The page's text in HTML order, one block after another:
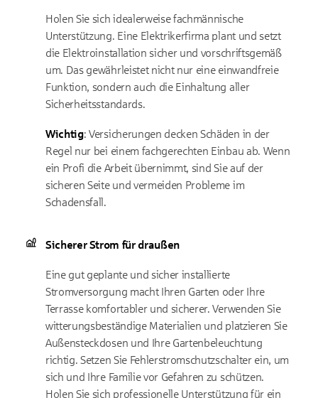
Holen Sie sich idealerweise fachmännische
Unterstützung. Eine Elektrikerfirma plant und setzt
die Elektroinstallation sicher und vorschriftsgemäß
um. Das gewährleistet nicht nur eine einwandfreie
Funktion, sondern auch die Einhaltung aller
Sicherheitsstandards.
Wichtig: Versicherungen decken Schäden in der
Regel nur bei einem fachgerechten Einbau ab. Wenn
ein Profi die Arbeit übernimmt, sind Sie auf der
sicheren Seite und vermeiden Probleme im
Schadensfall.
Sicherer Strom für draußen
Eine gut geplante und sicher installierte
Stromversorgung macht Ihren Garten oder Ihre
Terrasse komfortabler und sicherer. Verwenden Sie
witterungsbeständige Materialien und platzieren Sie
Außensteckdosen und Ihre Gartenbeleuchtung
richtig. Setzen Sie Fehlerstromschutzschalter ein, um
sich und Ihre Familie vor Gefahren zu schützen.
Holen Sie sich professionelle Unterstützung für ein